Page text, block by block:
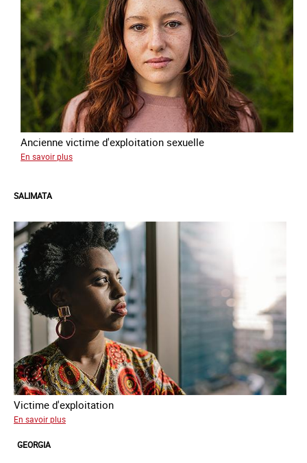
Ancienne victime d'exploitation sexuelle
En savoir plus
SALIMATA
Victime d'exploitation
En savoir plus
GEORGIA